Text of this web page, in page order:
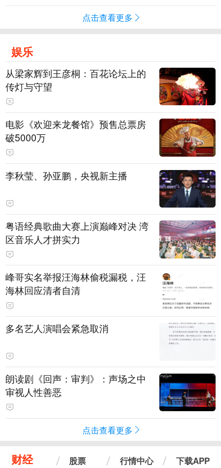
点击查看更多
娱乐
从梁家辉到王彦桐：百花论坛上的
传灯与守望
电影《欢迎来龙餐馆》预售总票房
破5000万
李秋莹、孙亚鹏，央视新主播
粤语经典歌曲大赛上演巅峰对决 湾
区音乐人才拼实力
峰哥实名举报汪海林偷税漏税，汪
海林回应清者自清
多名艺人演唱会紧急取消
朗读剧《回声：审判》：声场之中
审视人性善恶
点击查看更多
财经 股票 行情中心 下载APP